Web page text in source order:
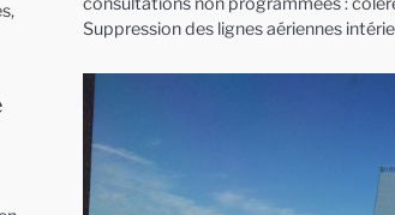
Suppression des lignes aériennes